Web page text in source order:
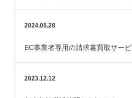
で紹介されました。
2024.05.28
EC事業者専用の請求書買取サー
レジ）」サービス開始しました
2023.12.12